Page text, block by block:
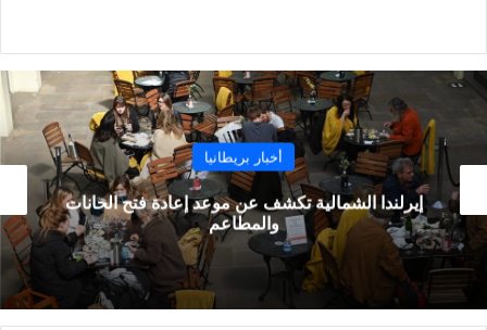
أخبار بريطانيا
ارتفاع معدل الإصابات بكورونا مرة أخرى في خُمس
مناطق إنجلترا